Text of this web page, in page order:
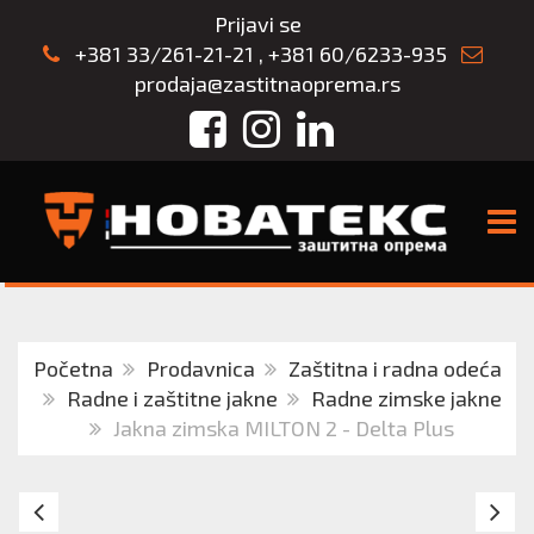
Prijavi se
+381 33/261-21-21 , +381 60/6233-935
prodaja@zastitnaoprema.rs
FacebookInstagram
LinkedIn
Početna Prodavnica
Zaštitna i radna odeća
Radne i zaštitne jakne
Radne zimske jakne
Jakna zimska MILTON 2 - Delta Plus
ZIMSKA